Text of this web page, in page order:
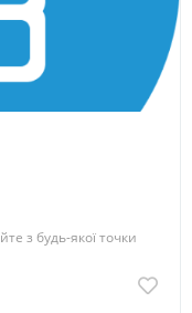
з будь-якої точки